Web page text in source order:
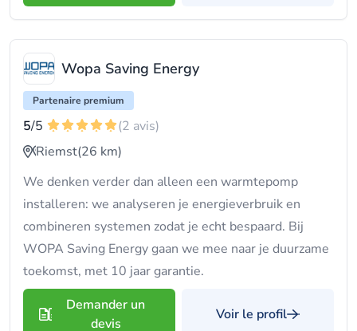
Wopa Saving Energy
Partenaire premium
5/5
(2 avis)
Riemst(26 km)
We denken verder dan alleen een warmtepomp
installeren: we analyseren je energieverbruik en
combineren systemen zodat je echt bespaard. Bij
WOPA Saving Energy gaan we mee naar je duurzame
toekomst, met 10 jaar garantie.
Demander un
devis
Voir le profil